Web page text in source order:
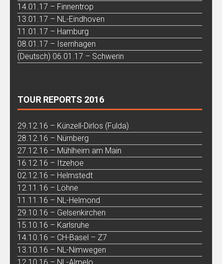
14.01.17 – Finnentrop
13.01.17 – NL-Eindhoven
11.01.17 – Hamburg
08.01.17 – Isernhagen
(Deutsch) 06.01.17 – Schwerin
TOUR REPORTS 2016
29.12.16 – Künzell-Dirlos (Fulda)
28.12.16 – Nürnberg
27.12.16 – Mühlheim am Main
16.12.16 – Itzehoe
02.12.16 – Helmstedt
12.11.16 – Löhne
11.11.16 – NL-Helmond
29.10.16 – Gelsenkirchen
15.10.16 – Karlsruhe
14.10.16 – CH-Basel – Z7
13.10.16 – NL-Nimwegen